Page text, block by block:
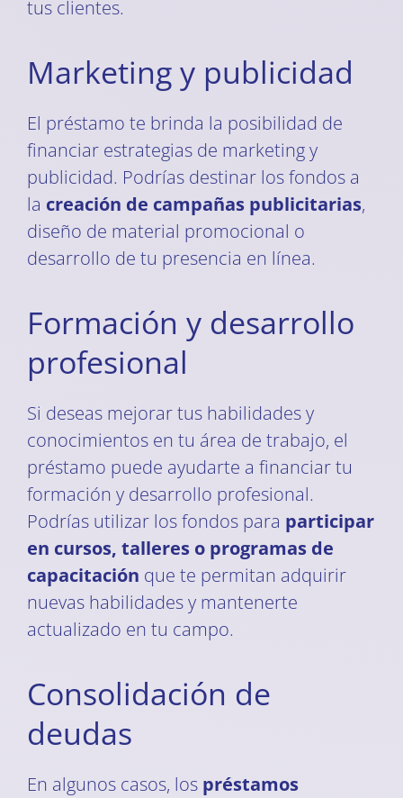
tus clientes.
Marketing y publicidad
El préstamo te brinda la posibilidad de
financiar estrategias de marketing y
publicidad. Podrías destinar los fondos a
la creación de campañas publicitarias,
diseño de material promocional o
desarrollo de tu presencia en línea.
Formación y desarrollo
profesional
Si deseas mejorar tus habilidades y
conocimientos en tu área de trabajo, el
préstamo puede ayudarte a financiar tu
formación y desarrollo profesional.
Podrías utilizar los fondos para participar
en cursos, talleres o programas de
capacitación que te permitan adquirir
nuevas habilidades y mantenerte
actualizado en tu campo.
Consolidación de
deudas
En algunos casos, los préstamos